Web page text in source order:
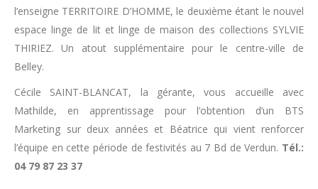
l’enseigne TERRITOIRE D’HOMME, le deuxième étant le nouvel
espace linge de lit et linge de maison des collections SYLVIE
THIRIEZ. Un atout supplémentaire pour le centre-ville de
Belley.
Cécile SAINT-BLANCAT, la gérante, vous accueille avec
Mathilde, en apprentissage pour l’obtention d’un BTS
Marketing sur deux années et Béatrice qui vient renforcer
l’équipe en cette période de festivités au 7 Bd de Verdun. Tél.:
04 79 87 23 37